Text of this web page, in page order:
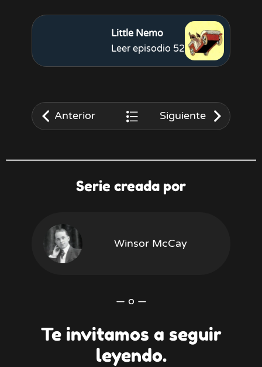
Little Nemo
Leer episodio 52
Anterior Siguiente
Serie creada por
Winsor McCay
— o —
Te invitamos a seguir
leyendo.